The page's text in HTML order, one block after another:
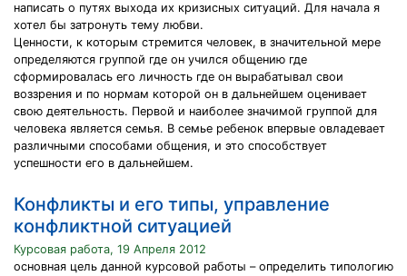
написать о путях выхода их кризисных ситуаций. Для начала я
хотел бы затронуть тему любви.
Ценности, к которым стремится человек, в значительной мере
определяются группой где он учился общению где
сформировалась его личность где он вырабатывал свои
воззрения и по нормам которой он в дальнейшем оценивает
свою деятельность. Первой и наиболее значимой группой для
человека является семья. В семье ребенок впервые овладевает
различными способами общения, и это способствует
успешности его в дальнейшем.
Конфликты и его типы, управление
конфликтной ситуацией
Курсовая работа, 19 Апреля 2012
основная цель данной курсовой работы – определить типологию